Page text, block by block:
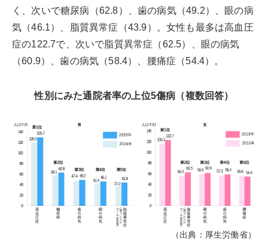
く、次いで糖尿病（62.8）、歯の病気（49.2）、眼の病
気（46.1）、脂質異常症（43.9）。女性も最多は高血圧
症の122.7で、次いで脂質異常症（62.5）、眼の病気
（60.9）、歯の病気（58.4）、腰痛症（54.4）。
性別にみた通院者率の上位5傷病（複数回答）
（出典：厚生労働省）